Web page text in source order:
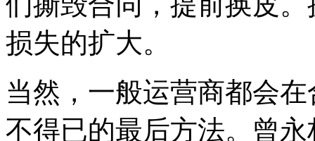
损失的扩大。
当然，一般运营商都会
不得已的最后方法。曾